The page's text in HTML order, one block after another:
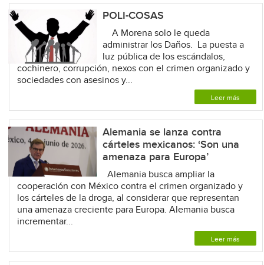
POLI-COSAS
A Morena solo le queda
administrar los Daños. La puesta a
luz pública de los escándalos,
cochinero, corrupción, nexos con el crimen organizado y
sociedades con asesinos y...
Leer más
Alemania se lanza contra
cárteles mexicanos: ‘Son una
amenaza para Europa’
Alemania busca ampliar la
cooperación con México contra el crimen organizado y
los cárteles de la droga, al considerar que representan
una amenaza creciente para Europa. Alemania busca
incrementar...
Leer más